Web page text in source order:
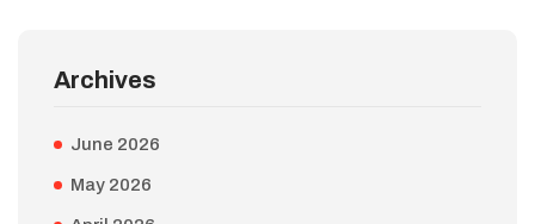
Archives
June 2026
May 2026